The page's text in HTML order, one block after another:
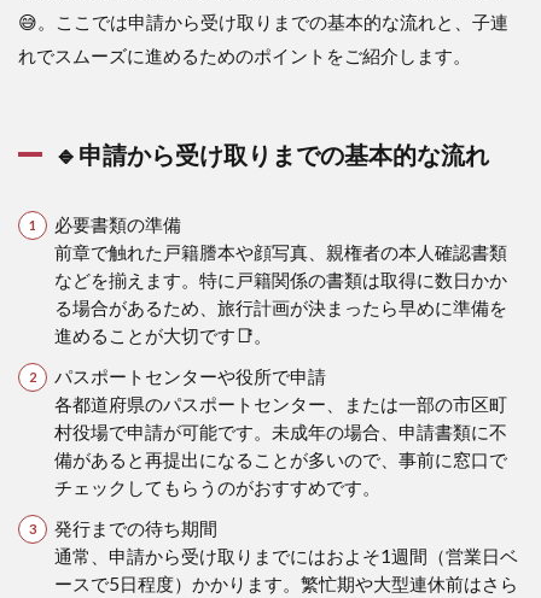
😅。ここでは申請から受け取りまでの基本的な流れと、子連
れでスムーズに進めるためのポイントをご紹介します。
🔹申請から受け取りまでの基本的な流れ
必要書類の準備
前章で触れた戸籍謄本や顔写真、親権者の本人確認書類
などを揃えます。特に戸籍関係の書類は取得に数日かか
る場合があるため、旅行計画が決まったら早めに準備を
進めることが大切です📑。
パスポートセンターや役所で申請
各都道府県のパスポートセンター、または一部の市区町
村役場で申請が可能です。未成年の場合、申請書類に不
備があると再提出になることが多いので、事前に窓口で
チェックしてもらうのがおすすめです。
発行までの待ち期間
通常、申請から受け取りまでにはおよそ1週間（営業日ベ
ースで5日程度）かかります。繁忙期や大型連休前はさら